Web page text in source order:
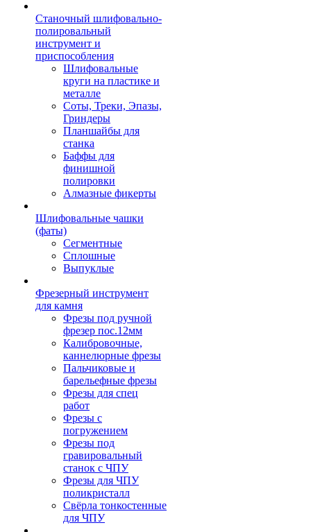
Станочный шлифовально-
полировальный
инструмент и
приспособления
Шлифовальные
круги на пластике и
металле
Соты, Треки, Эпазы,
Гриндеры
Планшайбы для
станка
Баффы для
финишной
полировки
Алмазные фикерты
Шлифовальные чашки
(фаты)
Сегментные
Сплошные
Выпуклые
Фрезерный инструмент
для камня
Фрезы под ручной
фрезер пос.12мм
Калибровочные,
каннелюрные фрезы
Пальчиковые и
барельефные фрезы
Фрезы для спец
работ
Фрезы с
погружением
Фрезы под
гравировальный
станок с ЧПУ
Фрезы для ЧПУ
поликристалл
Свёрла тонкостенные
для ЧПУ